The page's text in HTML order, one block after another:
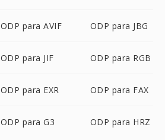
ODP para AVIF ODP para JBG
ODP para JIF ODP para RGB
ODP para EXR ODP para FAX
ODP para G3 ODP para HRZ